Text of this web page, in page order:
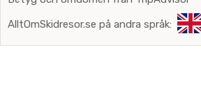
AlltOmSkidresor.se på andra språk: